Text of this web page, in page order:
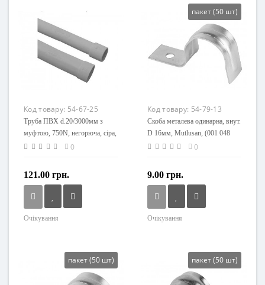
Код товару: 54-67-25
Труба ПВХ d.20/3000мм з
муфтою, 750N, негорюча, сіра,
Mutlusan (001 045 110020 30
0
121.00 грн.
Очікування
пакет (50 шт)
Код товару: 54-79-13
Скоба металева одинарна, внут.
D 16мм, Mutlusan, (001 048
060003 00 00)
0
9.00 грн.
Очікування
Напруга живлення
пакет (50 шт) пакет (50 шт)